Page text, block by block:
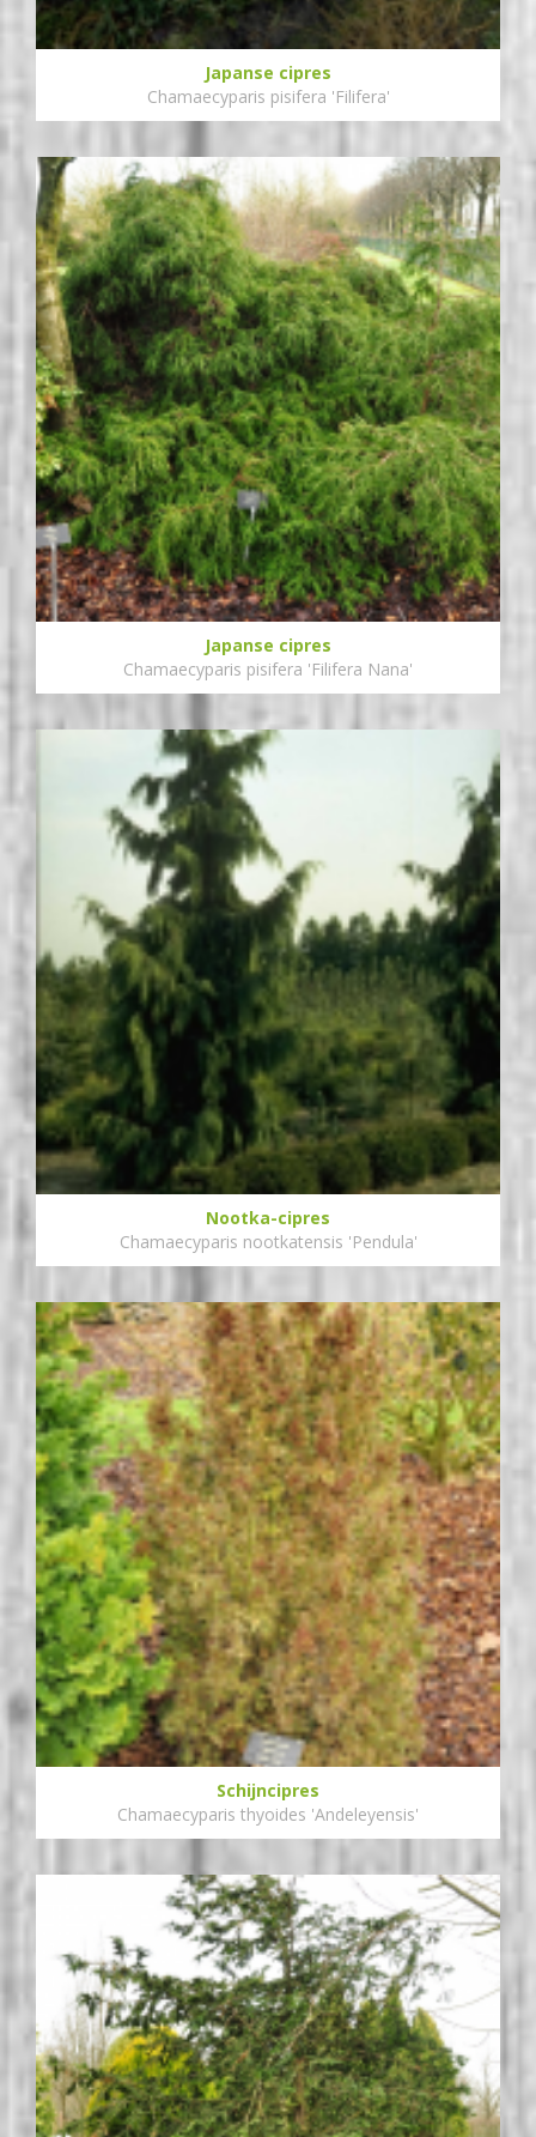
Japanse cipres
Chamaecyparis pisifera 'Filifera'
Japanse cipres
Chamaecyparis pisifera 'Filifera Nana'
Nootka-cipres
Chamaecyparis nootkatensis 'Pendula'
Schijncipres
Chamaecyparis thyoides 'Andeleyensis'